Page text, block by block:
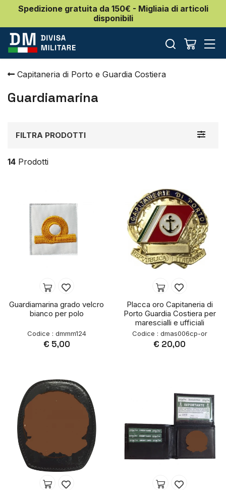
Spedizione gratuita da 150€ - Migliaia di articoli
disponibili
Capitaneria di Porto e Guardia Costiera
Guardiamarina
Toggle
FILTRA PRODOTTI
14 Prodotti
Guardiamarina grado velcro
bianco per polo
Codice : dmmm124
€ 5,00
Placca oro Capitaneria di
Porto Guardia Costiera per
marescialli e ufficiali
Codice : dmas006cp-or
€ 20,00